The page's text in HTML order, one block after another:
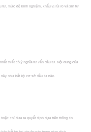
tư, mức độ kinh nghiệm, khẩu vị rủi ro và xin tư
thiết có ý nghĩa tư vấn đầu tư. Nội dung của
như bất kỳ cơ sở đầu tư nào.
chỉ đưa ra quyết định dựa trên thông tin